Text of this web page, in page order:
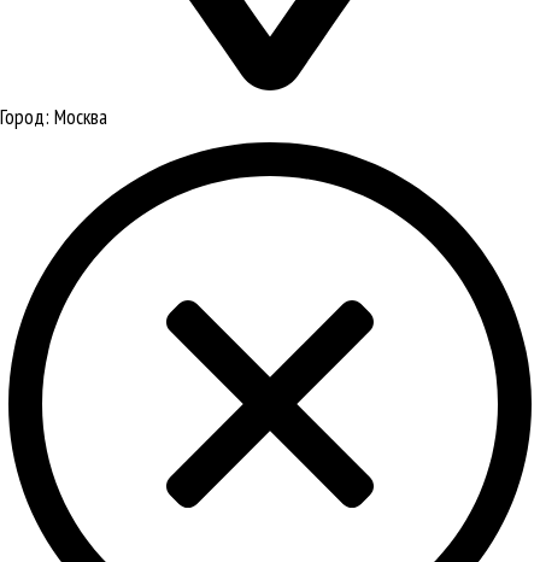
Город: Москва